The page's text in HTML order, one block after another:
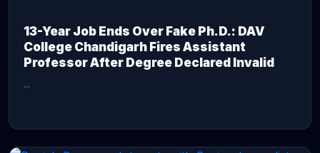
13-Year Job Ends Over Fake Ph.D.: DAV
College Chandigarh Fires Assistant
Professor After Degree Declared Invalid
...